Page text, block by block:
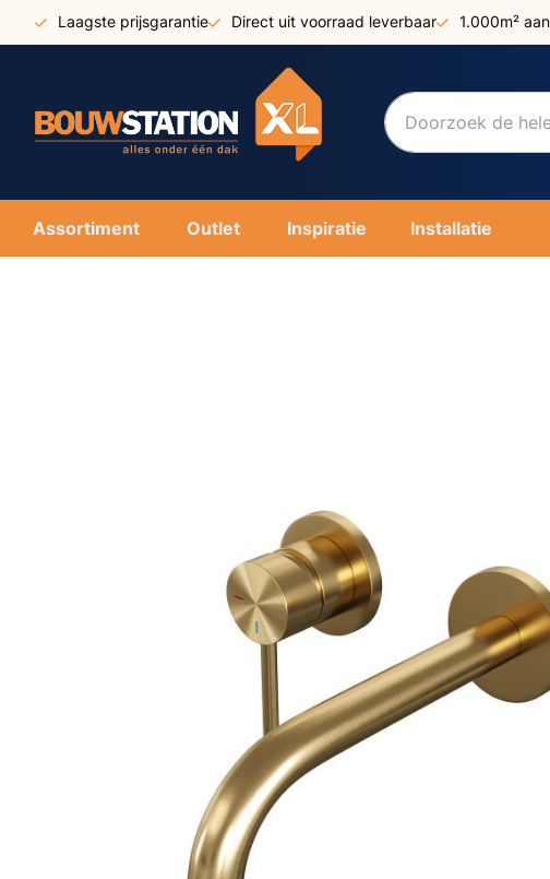
Ga
naar
Laagste prijsgarantie Direct uit voorraad leverbaar 1.000m²
Assortiment Outlet Inspiratie Installatie